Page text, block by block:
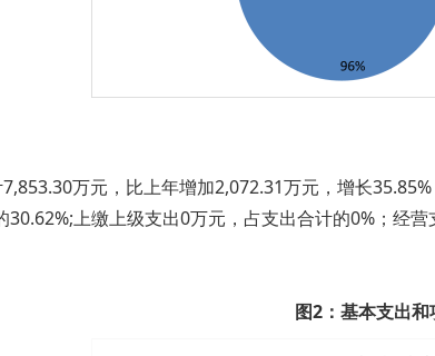
万元，比上年增加2,072.31万元，增长
30.62%;上缴上级支出0万元，占支出合计的0%；经
图2：基本支出